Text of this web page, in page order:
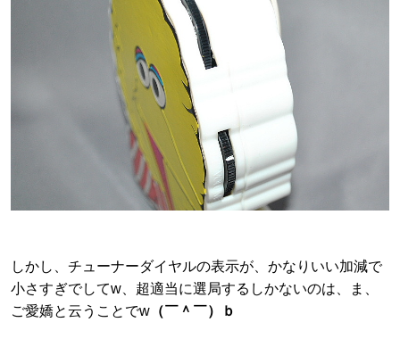
しかし、チューナーダイヤルの表示が、かなりいい加減で
小さすぎでしてw、超適当に選局するしかないのは、ま、
ご愛嬌と云うことでw （￣＾￣）ｂ